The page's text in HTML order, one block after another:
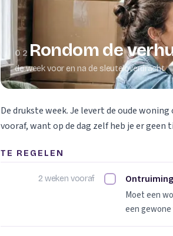
02 Rondom de
de week voor en na de sleuteloverdracht
De drukste week. Je levert de oude
vooraf, want op de dag zelf heb je er geen
TE REGELEN
2 weken vooraf Ontruiming
Moet een
een